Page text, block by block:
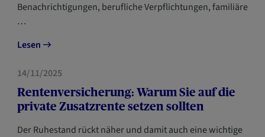
Benachrichtigungen, berufliche Verpflichtungen, familiäre
…
Lesen
VORSORGE
14/11/2025
Rentenversicherung: Warum Sie auf die
private Zusatzrente setzen sollten
Der Ruhestand rückt näher und damit auch eine wichtige